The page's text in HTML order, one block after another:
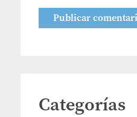
Categorías